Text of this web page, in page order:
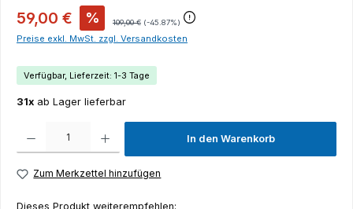
59,00 € % 109,00 € (-45.87%)
Preise exkl. MwSt. zzgl. Versandkosten
Verfügbar, Lieferzeit: 1-3 Tage
31x ab Lager lieferbar
In den Warenkorb
Zum Merkzettel hinzufügen
Dieses Produkt weiterempfehlen: